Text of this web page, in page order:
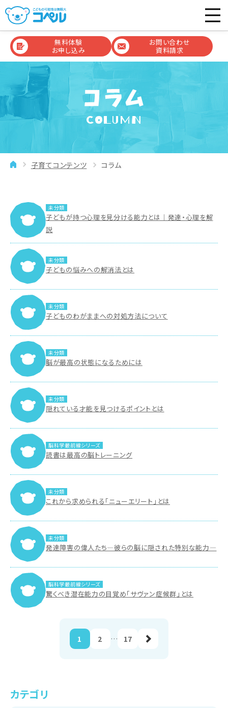
無料体験
お申し込み
お問い合わせ
資料請求
COLUMN
子育てコンテンツ コラム
未分類
子どもが持つ心理を見分ける能力とは｜発達・心理を解
説
未分類
子どもの悩みへの解消法とは
未分類
子どものわがままへの対処方法について
未分類
脳が最高の状態になるためには
未分類
隠れている才能を見つけるポイントとは
脳科学最前線シリーズ
読書は最高の脳トレーニング
未分類
これから求められる「ニューエリート」とは
未分類
発達障害の偉人たち―彼らの脳に隠された特別な能力―
脳科学最前線シリーズ
驚くべき潜在能力の目覚め「サヴァン症候群」とは
1 2 … 17
カテゴリ